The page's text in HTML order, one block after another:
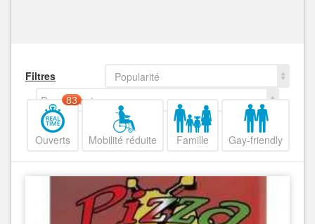
Filtres
Popularité
Decroissant
Ouverts
83
Mobilité réduite Famille Gay-friendly